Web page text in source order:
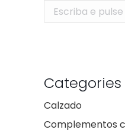
Search:
Categories
Calzado
Complementos